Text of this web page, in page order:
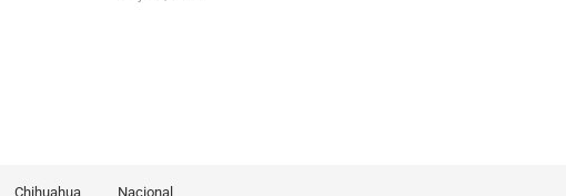
Chihuahua Nacional